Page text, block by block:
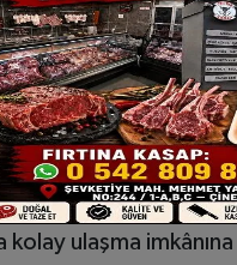
azalacağı
hızlı, etkin ve
ifade ederek, MR
vurguladı.
ve çevre ilçelerde
ulaşma imkânına